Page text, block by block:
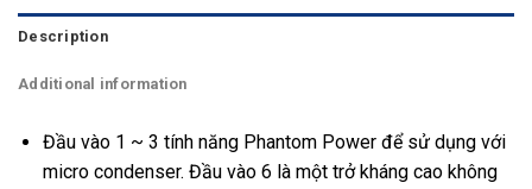
Description
Additional information
Đầu vào 1 ~ 3 tính năng Phantom Power để sử dụng với
micro condenser. Đầu vào 6 là một trở kháng cao không